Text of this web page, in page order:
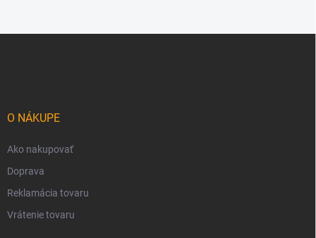
O NÁKUPE
Ako nakupovať
Doprava
Reklamácia tovaru
Vrátenie tovaru